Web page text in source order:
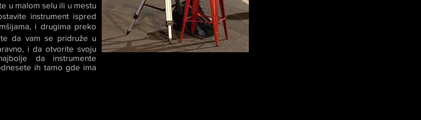
u malom selu ili u mestu
instrument ispred
i drugima preko
da vam se pridruže u
i da otvorite svoju
da instrumente
ih tamo gde ima